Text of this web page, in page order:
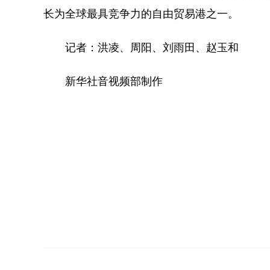
长为全球最具竞争力的自由贸易港之一。
记者：洪凌、周阳、刘雨田、赵玉和
新华社音视频部制作